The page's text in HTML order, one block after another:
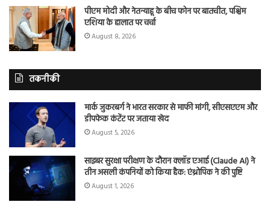
पीएम मोदी और नेतन्याहू के बीच फोन पर बातचीत, पश्चिम
एशिया के हालात पर चर्चा
August 8, 2026
तकनीकी
मार्क जुकरबर्ग ने भारत सरकार से माफी मांगी, सीएसएएम और
डीपफेक कंटेंट पर जताया खेद
August 5, 2026
साइबर सुरक्षा परीक्षण के दौरान क्लॉड एआई (Claude AI) ने
तीन असली कंपनियों को किया हैक: एंथ्रोपिक ने की पुष्टि
August 1, 2026